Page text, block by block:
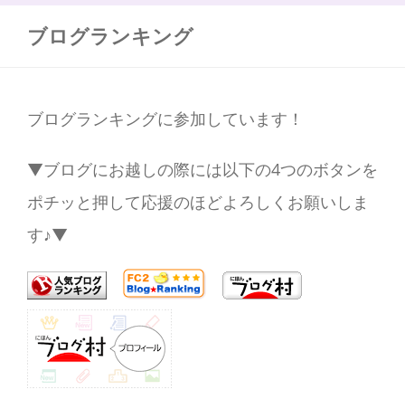
ブログランキング
ブログランキングに参加しています！
▼ブログにお越しの際には以下の4つのボタンを
ポチッと押して応援のほどよろしくお願いしま
す♪▼